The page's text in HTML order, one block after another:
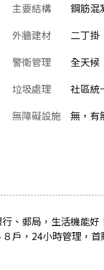
主要結構
鋼筋混
外牆建材
二丁掛
警衛管理
全天候
垃圾處理
社區統
無障礙設施
無，有
、郵局，生活機能
戶，24小時管理，